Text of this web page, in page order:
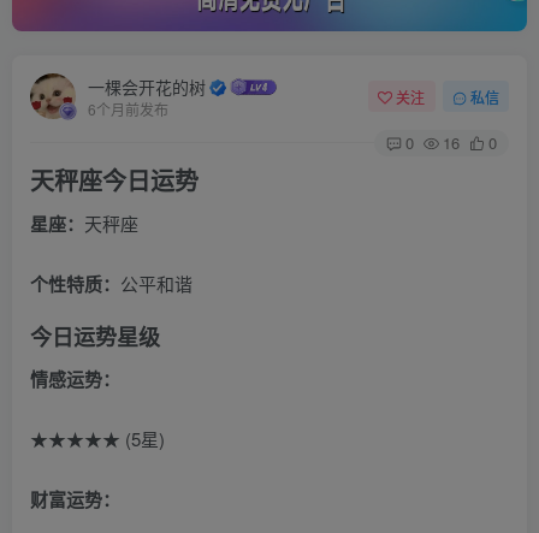
一棵会开花的树
6个月前发布
关注 私信
0 16 0
天秤座今日运势
星座： 天秤座
个性特质： 公平和谐
今日运势星级
情感运势：
★★★★★ (5星)
财富运势：